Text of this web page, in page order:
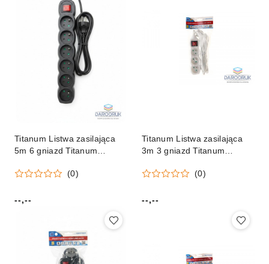
Titanum Listwa zasilająca
5m 6 gniazd Titanum
(0)
Cena:
--,--
Titanum Listwa zasilająca
3m 3 gniazd Titanum
(0)
Cena:
--,--